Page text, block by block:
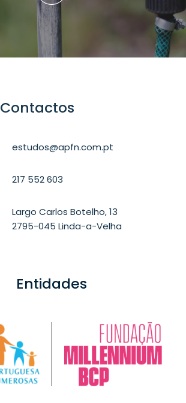
Contactos
estudos@apfn.com.pt
217 552 603
Largo Carlos Botelho, 13
2795-045 Linda-a-Velha
Entidades